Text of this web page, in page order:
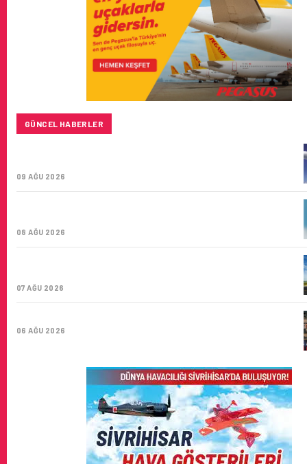
GÜNCEL HABERLER
09 AĞU 2026
08 AĞU 2026
07 AĞU 2026
06 AĞU 2026